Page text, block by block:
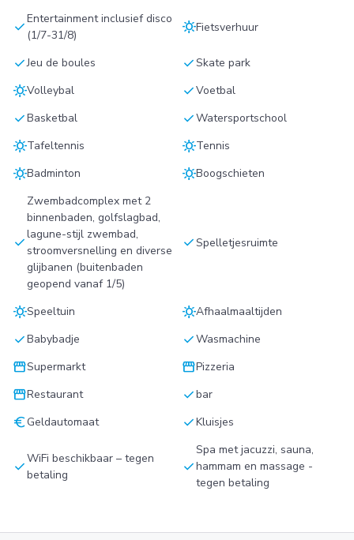
checkEntertainment inclusief disco
(1/7-31/8)
sunnyFietsverhuur
checkJeu de boules checkSkate park
sunnyVolleybal checkVoetbal
checkBasketbal checkWatersportschool
sunnyTafeltennis sunnyTennis
sunnyBadminton sunnyBoogschieten
check
Zwembadcomplex met 2
binnenbaden, golfslagbad,
lagune-stijl zwembad,
stroomversnelling en diverse
glijbanen (buitenbaden
geopend vanaf 1/5)
checkSpelletjesruimte
sunnySpeeltuin sunnyAfhaalmaaltijden
checkBabybadje checkWasmachine
storefrontSupermarkt storefrontPizzeria
storefrontRestaurant checkbar
euroGeldautomaat checkKluisjes
checkWiFi beschikbaar – tegen
betaling
check
Spa met jacuzzi, sauna,
hammam en massage -
tegen betaling